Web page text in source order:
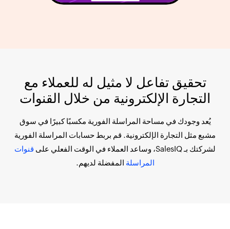
تحقيق تفاعل لا مثيل له للعملاء مع
التجارة الإلكترونية من خلال القنوات
يُعد وجودك في مساحة المراسلة الفورية مكسبًا كبيرًا في سوق
مشبع مثل التجارة الإلكترونية. قم بربط حسابات المراسلة الفورية
لشركتك بـ SalesIQ، وساعد العملاء في الوقت الفعلي على
قنوات
المراسلة المفضلة لديهم.